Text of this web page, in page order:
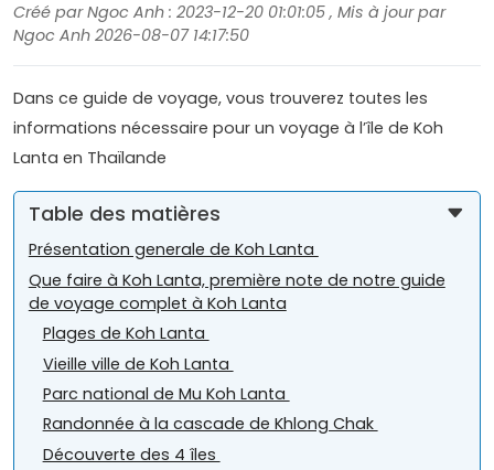
Créé par Ngoc Anh : 2023-12-20 01:01:05 , Mis à jour par
Ngoc Anh 2026-08-07 14:17:50
Dans ce guide de voyage, vous trouverez toutes les
informations nécessaire pour un voyage à l’île de Koh
Lanta en Thaïlande
Table des matières
Présentation generale de Koh Lanta
Que faire à Koh Lanta, première note de notre guide
de voyage complet à Koh Lanta
Plages de Koh Lanta
Vieille ville de Koh Lanta
Parc national de Mu Koh Lanta
Randonnée à la cascade de Khlong Chak
Découverte des 4 îles